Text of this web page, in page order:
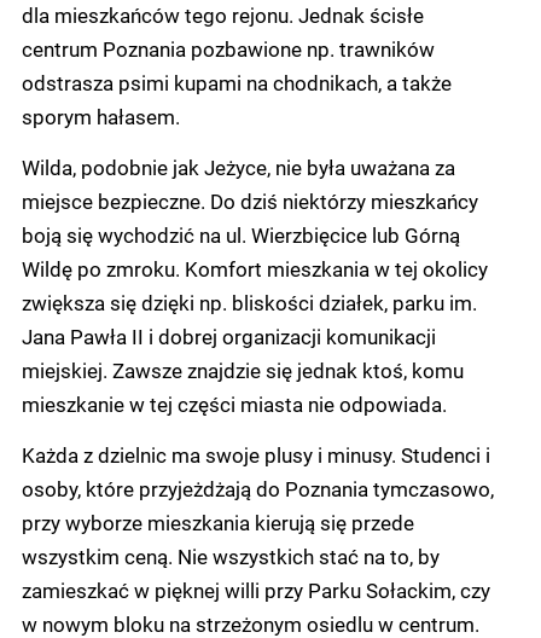
dla mieszkańców tego rejonu. Jednak ścisłe
centrum Poznania pozbawione np. trawników
odstrasza psimi kupami na chodnikach, a także
sporym hałasem.
Wilda, podobnie jak Jeżyce, nie była uważana za
miejsce bezpieczne. Do dziś niektórzy mieszkańcy
boją się wychodzić na ul. Wierzbięcice lub Górną
Wildę po zmroku. Komfort mieszkania w tej okolicy
zwiększa się dzięki np. bliskości działek, parku im.
Jana Pawła II i dobrej organizacji komunikacji
miejskiej. Zawsze znajdzie się jednak ktoś, komu
mieszkanie w tej części miasta nie odpowiada.
Każda z dzielnic ma swoje plusy i minusy. Studenci i
osoby, które przyjeżdżają do Poznania tymczasowo,
przy wyborze mieszkania kierują się przede
wszystkim ceną. Nie wszystkich stać na to, by
zamieszkać w pięknej willi przy Parku Sołackim, czy
w nowym bloku na strzeżonym osiedlu w centrum.